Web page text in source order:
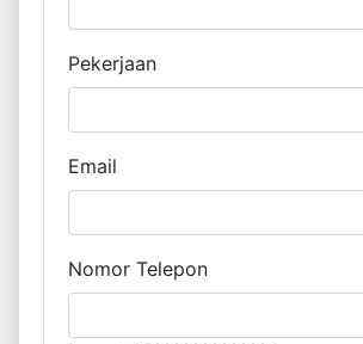
Pekerjaan
Email
Nomor Telepon